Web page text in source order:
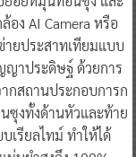
อง AI Camera หรือ
ยประสาทเทียมแบบ
ญาประดิษฐ์ ด้วยการ
กสถานประกอบการก
ซุงทั้งด้านหัวและท้าย
รียลไทม์ ทำให้ได้